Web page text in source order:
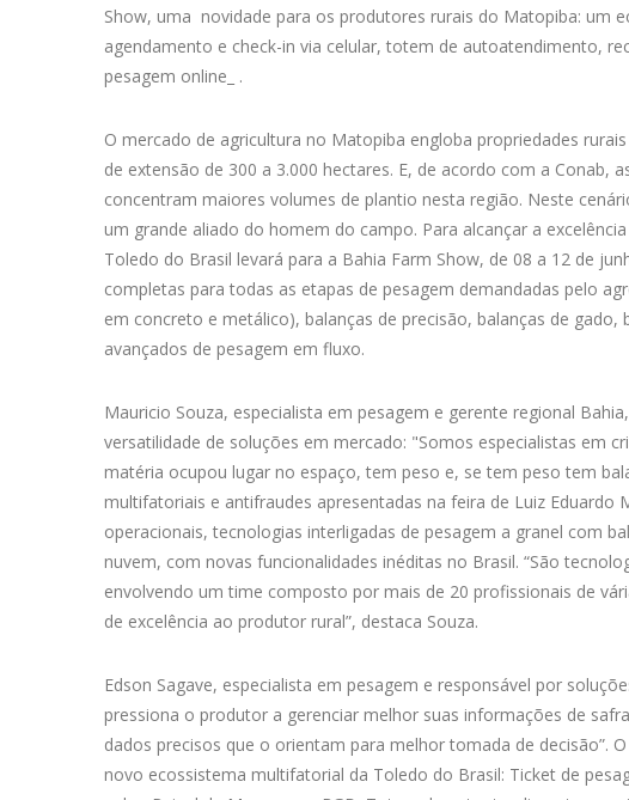
Show, uma novidade para os produtores rurais do Matopiba: um
agendamento e check-in via celular, totem de autoatendimento,
pesagem online_ .
O mercado de agricultura no Matopiba engloba propriedades
de extensão de 300 a 3.000 hectares. E, de acordo com a Conab,
concentram maiores volumes de plantio nesta região. Neste
um grande aliado do homem do campo. Para alcançar a
Toledo do Brasil levará para a Bahia Farm Show, de 08 a 12 de
completas para todas as etapas de pesagem demandadas pelo
em concreto e metálico), balanças de precisão, balanças de gado,
avançados de pesagem em fluxo.
Mauricio Souza, especialista em pesagem e gerente regional
versatilidade de soluções em mercado: "Somos especialistas em
matéria ocupou lugar no espaço, tem peso e, se tem peso tem
multifatoriais e antifraudes apresentadas na feira de Luiz Eduardo
operacionais, tecnologias interligadas de pesagem a granel com
nuvem, com novas funcionalidades inéditas no Brasil. “São
envolvendo um time composto por mais de 20 profissionais de
de excelência ao produtor rural”, destaca Souza.
Edson Sagave, especialista em pesagem e responsável por
pressiona o produtor a gerenciar melhor suas informações de
dados precisos que o orientam para melhor tomada de decisão”.
novo ecossistema multifatorial da Toledo do Brasil: Ticket de